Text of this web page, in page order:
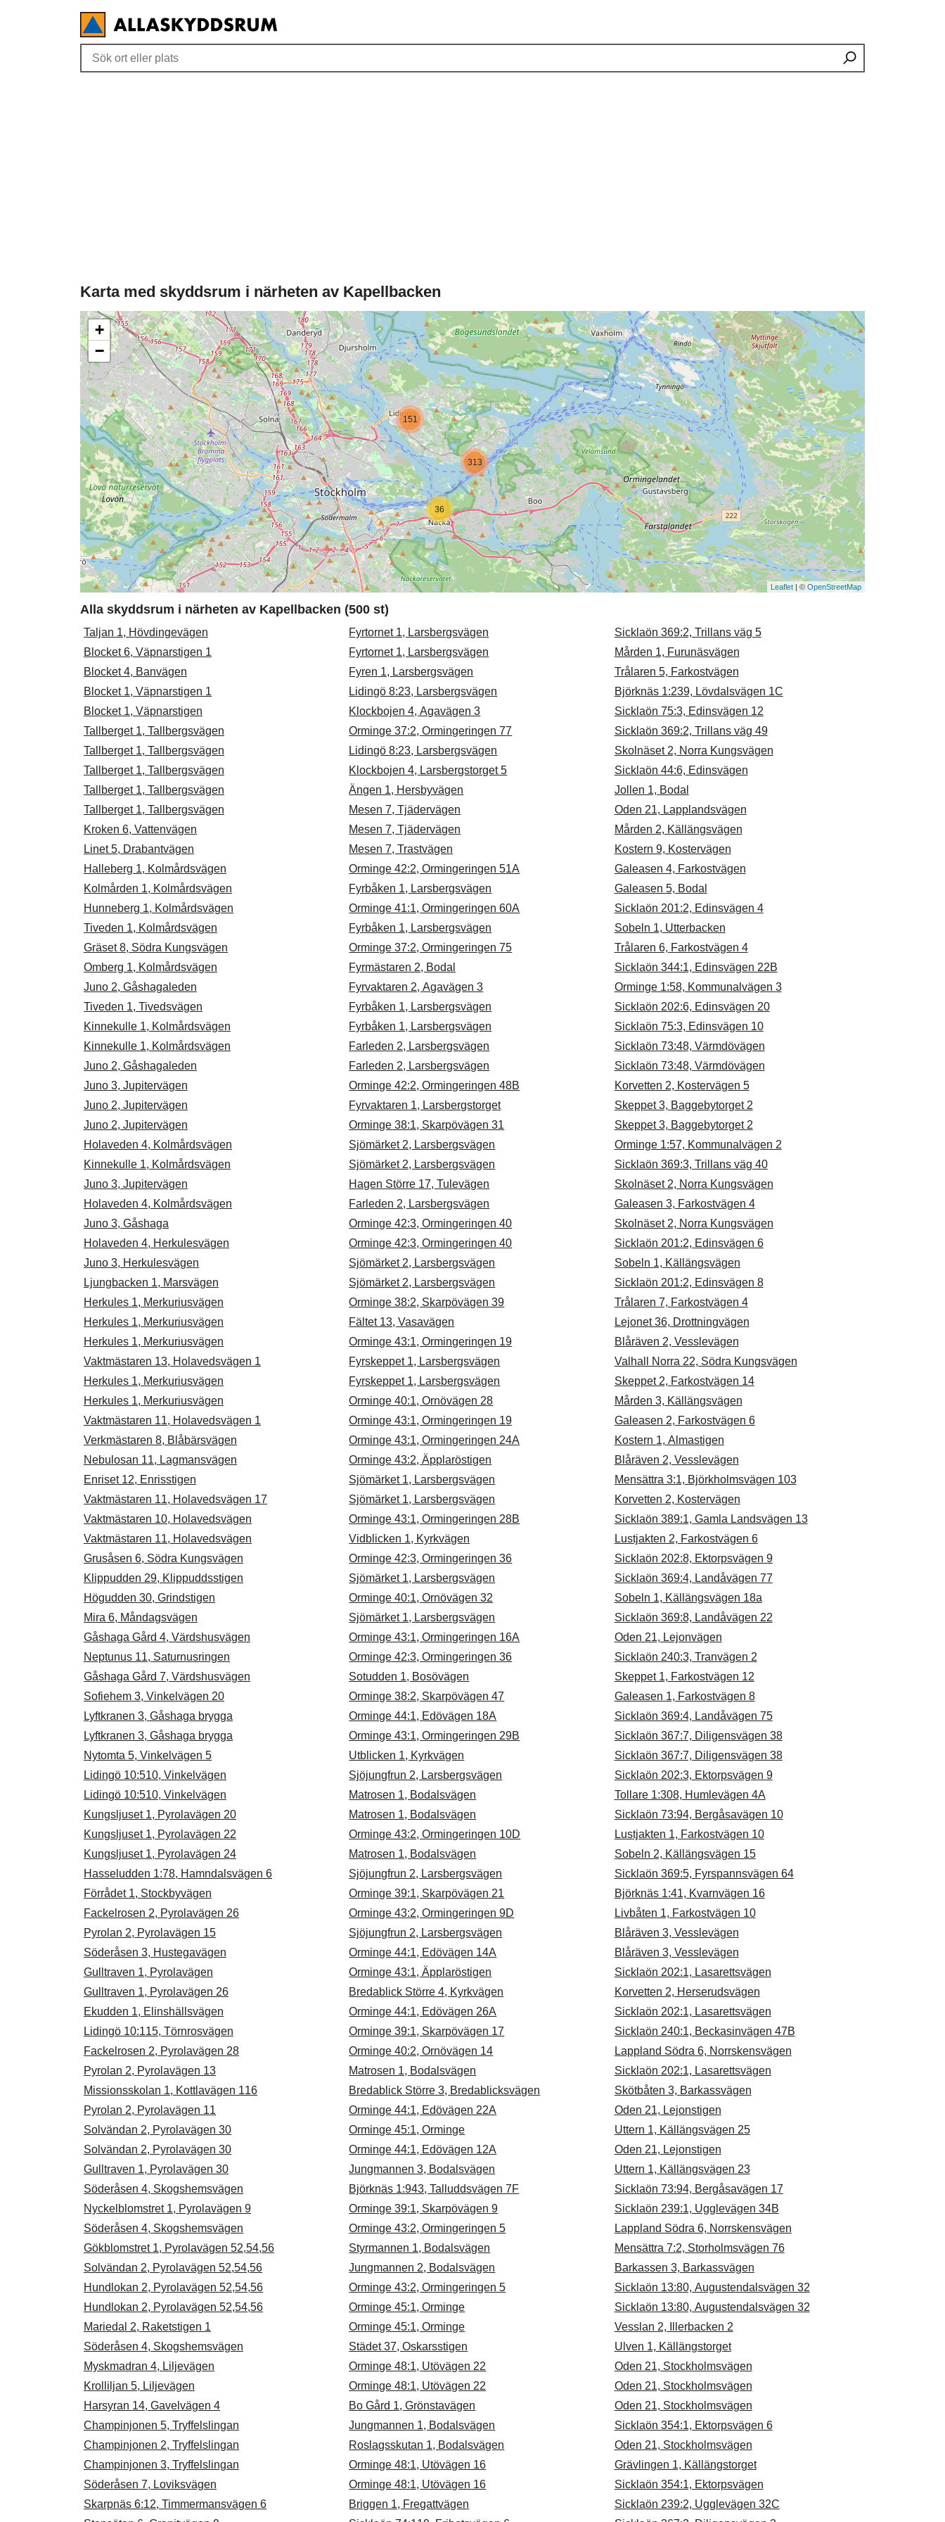
Karta med skyddsrum i närheten av Kapellbacken
36
151
313
+
−
Leaflet | © OpenStreetMap
Alla skyddsrum i närheten av Kapellbacken (500 st)
Taljan 1, Hövdingevägen
Blocket 6, Väpnarstigen 1
Blocket 4, Banvägen
Blocket 1, Väpnarstigen 1
Blocket 1, Väpnarstigen
Tallberget 1, Tallbergsvägen
Tallberget 1, Tallbergsvägen
Tallberget 1, Tallbergsvägen
Tallberget 1, Tallbergsvägen
Tallberget 1, Tallbergsvägen
Kroken 6, Vattenvägen
Linet 5, Drabantvägen
Halleberg 1, Kolmårdsvägen
Kolmården 1, Kolmårdsvägen
Hunneberg 1, Kolmårdsvägen
Tiveden 1, Kolmårdsvägen
Gräset 8, Södra Kungsvägen
Omberg 1, Kolmårdsvägen
Juno 2, Gåshagaleden
Tiveden 1, Tivedsvägen
Kinnekulle 1, Kolmårdsvägen
Kinnekulle 1, Kolmårdsvägen
Juno 2, Gåshagaleden
Juno 3, Jupitervägen
Juno 2, Jupitervägen
Juno 2, Jupitervägen
Holaveden 4, Kolmårdsvägen
Kinnekulle 1, Kolmårdsvägen
Juno 3, Jupitervägen
Holaveden 4, Kolmårdsvägen
Juno 3, Gåshaga
Holaveden 4, Herkulesvägen
Juno 3, Herkulesvägen
Ljungbacken 1, Marsvägen
Herkules 1, Merkuriusvägen
Herkules 1, Merkuriusvägen
Herkules 1, Merkuriusvägen
Vaktmästaren 13, Holavedsvägen 1
Herkules 1, Merkuriusvägen
Herkules 1, Merkuriusvägen
Vaktmästaren 11, Holavedsvägen 1
Verkmästaren 8, Blåbärsvägen
Nebulosan 11, Lagmansvägen
Enriset 12, Enrisstigen
Vaktmästaren 11, Holavedsvägen 17
Vaktmästaren 10, Holavedsvägen
Vaktmästaren 11, Holavedsvägen
Grusåsen 6, Södra Kungsvägen
Klippudden 29, Klippuddsstigen
Högudden 30, Grindstigen
Mira 6, Måndagsvägen
Gåshaga Gård 4, Värdshusvägen
Neptunus 11, Saturnusringen
Gåshaga Gård 7, Värdshusvägen
Sofiehem 3, Vinkelvägen 20
Lyftkranen 3, Gåshaga brygga
Lyftkranen 3, Gåshaga brygga
Nytomta 5, Vinkelvägen 5
Lidingö 10:510, Vinkelvägen
Lidingö 10:510, Vinkelvägen
Kungsljuset 1, Pyrolavägen 20
Kungsljuset 1, Pyrolavägen 22
Kungsljuset 1, Pyrolavägen 24
Hasseludden 1:78, Hamndalsvägen 6
Förrådet 1, Stockbyvägen
Fackelrosen 2, Pyrolavägen 26
Pyrolan 2, Pyrolavägen 15
Söderåsen 3, Hustegavägen
Gulltraven 1, Pyrolavägen
Gulltraven 1, Pyrolavägen 26
Ekudden 1, Elinshällsvägen
Lidingö 10:115, Törnrosvägen
Fackelrosen 2, Pyrolavägen 28
Pyrolan 2, Pyrolavägen 13
Missionsskolan 1, Kottlavägen 116
Pyrolan 2, Pyrolavägen 11
Solvändan 2, Pyrolavägen 30
Solvändan 2, Pyrolavägen 30
Gulltraven 1, Pyrolavägen 30
Söderåsen 4, Skogshemsvägen
Nyckelblomstret 1, Pyrolavägen 9
Söderåsen 4, Skogshemsvägen
Gökblomstret 1, Pyrolavägen 52,54,56
Solvändan 2, Pyrolavägen 52,54,56
Hundlokan 2, Pyrolavägen 52,54,56
Hundlokan 2, Pyrolavägen 52,54,56
Mariedal 2, Raketstigen 1
Söderåsen 4, Skogshemsvägen
Myskmadran 4, Liljevägen
Krolliljan 5, Liljevägen
Harsyran 14, Gavelvägen 4
Champinjonen 5, Tryffelslingan
Champinjonen 2, Tryffelslingan
Champinjonen 3, Tryffelslingan
Söderåsen 7, Loviksvägen
Skarpnäs 6:12, Timmermansvägen 6
Fyrtornet 1, Larsbergsvägen
Fyrtornet 1, Larsbergsvägen
Fyren 1, Larsbergsvägen
Lidingö 8:23, Larsbergsvägen
Klockbojen 4, Agavägen 3
Orminge 37:2, Ormingeringen 77
Lidingö 8:23, Larsbergsvägen
Klockbojen 4, Larsbergstorget 5
Ängen 1, Hersbyvägen
Mesen 7, Tjädervägen
Mesen 7, Tjädervägen
Mesen 7, Trastvägen
Orminge 42:2, Ormingeringen 51A
Fyrbåken 1, Larsbergsvägen
Orminge 41:1, Ormingeringen 60A
Fyrbåken 1, Larsbergsvägen
Orminge 37:2, Ormingeringen 75
Fyrmästaren 2, Bodal
Fyrvaktaren 2, Agavägen 3
Fyrbåken 1, Larsbergsvägen
Fyrbåken 1, Larsbergsvägen
Farleden 2, Larsbergsvägen
Farleden 2, Larsbergsvägen
Orminge 42:2, Ormingeringen 48B
Fyrvaktaren 1, Larsbergstorget
Orminge 38:1, Skarpövägen 31
Sjömärket 2, Larsbergsvägen
Sjömärket 2, Larsbergsvägen
Hagen Större 17, Tulevägen
Farleden 2, Larsbergsvägen
Orminge 42:3, Ormingeringen 40
Orminge 42:3, Ormingeringen 40
Sjömärket 2, Larsbergsvägen
Sjömärket 2, Larsbergsvägen
Orminge 38:2, Skarpövägen 39
Fältet 13, Vasavägen
Orminge 43:1, Ormingeringen 19
Fyrskeppet 1, Larsbergsvägen
Fyrskeppet 1, Larsbergsvägen
Orminge 40:1, Ornövägen 28
Orminge 43:1, Ormingeringen 19
Orminge 43:1, Ormingeringen 24A
Orminge 43:2, Äpplaröstigen
Sjömärket 1, Larsbergsvägen
Sjömärket 1, Larsbergsvägen
Orminge 43:1, Ormingeringen 28B
Vidblicken 1, Kyrkvägen
Orminge 42:3, Ormingeringen 36
Sjömärket 1, Larsbergsvägen
Orminge 40:1, Ornövägen 32
Sjömärket 1, Larsbergsvägen
Orminge 43:1, Ormingeringen 16A
Orminge 42:3, Ormingeringen 36
Sotudden 1, Bosövägen
Orminge 38:2, Skarpövägen 47
Orminge 44:1, Edövägen 18A
Orminge 43:1, Ormingeringen 29B
Utblicken 1, Kyrkvägen
Sjöjungfrun 2, Larsbergsvägen
Matrosen 1, Bodalsvägen
Matrosen 1, Bodalsvägen
Orminge 43:2, Ormingeringen 10D
Matrosen 1, Bodalsvägen
Sjöjungfrun 2, Larsbergsvägen
Orminge 39:1, Skarpövägen 21
Orminge 43:2, Ormingeringen 9D
Sjöjungfrun 2, Larsbergsvägen
Orminge 44:1, Edövägen 14A
Orminge 43:1, Äpplaröstigen
Bredablick Större 4, Kyrkvägen
Orminge 44:1, Edövägen 26A
Orminge 39:1, Skarpövägen 17
Orminge 40:2, Ornövägen 14
Matrosen 1, Bodalsvägen
Bredablick Större 3, Bredablicksvägen
Orminge 44:1, Edövägen 22A
Orminge 45:1, Orminge
Orminge 44:1, Edövägen 12A
Jungmannen 3, Bodalsvägen
Björknäs 1:943, Talluddsvägen 7F
Orminge 39:1, Skarpövägen 9
Orminge 43:2, Ormingeringen 5
Styrmannen 1, Bodalsvägen
Jungmannen 2, Bodalsvägen
Orminge 43:2, Ormingeringen 5
Orminge 45:1, Orminge
Orminge 45:1, Orminge
Städet 37, Oskarsstigen
Orminge 48:1, Utövägen 22
Orminge 48:1, Utövägen 22
Bo Gård 1, Grönstavägen
Jungmannen 1, Bodalsvägen
Roslagsskutan 1, Bodalsvägen
Orminge 48:1, Utövägen 16
Orminge 48:1, Utövägen 16
Briggen 1, Fregattvägen
Sicklaön 369:2, Trillans väg 5
Mården 1, Furunäsvägen
Trålaren 5, Farkostvägen
Björknäs 1:239, Lövdalsvägen 1C
Sicklaön 75:3, Edinsvägen 12
Sicklaön 369:2, Trillans väg 49
Skolnäset 2, Norra Kungsvägen
Sicklaön 44:6, Edinsvägen
Jollen 1, Bodal
Oden 21, Lapplandsvägen
Mården 2, Källängsvägen
Kostern 9, Kostervägen
Galeasen 4, Farkostvägen
Galeasen 5, Bodal
Sicklaön 201:2, Edinsvägen 4
Sobeln 1, Utterbacken
Trålaren 6, Farkostvägen 4
Sicklaön 344:1, Edinsvägen 22B
Orminge 1:58, Kommunalvägen 3
Sicklaön 202:6, Edinsvägen 20
Sicklaön 75:3, Edinsvägen 10
Sicklaön 73:48, Värmdövägen
Sicklaön 73:48, Värmdövägen
Korvetten 2, Kostervägen 5
Skeppet 3, Baggebytorget 2
Skeppet 3, Baggebytorget 2
Orminge 1:57, Kommunalvägen 2
Sicklaön 369:3, Trillans väg 40
Skolnäset 2, Norra Kungsvägen
Galeasen 3, Farkostvägen 4
Skolnäset 2, Norra Kungsvägen
Sicklaön 201:2, Edinsvägen 6
Sobeln 1, Källängsvägen
Sicklaön 201:2, Edinsvägen 8
Trålaren 7, Farkostvägen 4
Lejonet 36, Drottningvägen
Blåräven 2, Vesslevägen
Valhall Norra 22, Södra Kungsvägen
Skeppet 2, Farkostvägen 14
Mården 3, Källängsvägen
Galeasen 2, Farkostvägen 6
Kostern 1, Almastigen
Blåräven 2, Vesslevägen
Mensättra 3:1, Björkholmsvägen 103
Korvetten 2, Kostervägen
Sicklaön 389:1, Gamla Landsvägen 13
Lustjakten 2, Farkostvägen 6
Sicklaön 202:8, Ektorpsvägen 9
Sicklaön 369:4, Landåvägen 77
Sobeln 1, Källängsvägen 18a
Sicklaön 369:8, Landåvägen 22
Oden 21, Lejonvägen
Sicklaön 240:3, Tranvägen 2
Skeppet 1, Farkostvägen 12
Galeasen 1, Farkostvägen 8
Sicklaön 369:4, Landåvägen 75
Sicklaön 367:7, Diligensvägen 38
Sicklaön 367:7, Diligensvägen 38
Sicklaön 202:3, Ektorpsvägen 9
Tollare 1:308, Humlevägen 4A
Sicklaön 73:94, Bergåsavägen 10
Lustjakten 1, Farkostvägen 10
Sobeln 2, Källängsvägen 15
Sicklaön 369:5, Fyrspannsvägen 64
Björknäs 1:41, Kvarnvägen 16
Livbåten 1, Farkostvägen 10
Blåräven 3, Vesslevägen
Blåräven 3, Vesslevägen
Sicklaön 202:1, Lasarettsvägen
Korvetten 2, Herserudsvägen
Sicklaön 202:1, Lasarettsvägen
Sicklaön 240:1, Beckasinvägen 47B
Lappland Södra 6, Norrskensvägen
Sicklaön 202:1, Lasarettsvägen
Skötbåten 3, Barkassvägen
Oden 21, Lejonstigen
Uttern 1, Källängsvägen 25
Oden 21, Lejonstigen
Uttern 1, Källängsvägen 23
Sicklaön 73:94, Bergåsavägen 17
Sicklaön 239:1, Ugglevägen 34B
Lappland Södra 6, Norrskensvägen
Mensättra 7:2, Storholmsvägen 76
Barkassen 3, Barkassvägen
Sicklaön 13:80, Augustendalsvägen 32
Sicklaön 13:80, Augustendalsvägen 32
Vesslan 2, Illerbacken 2
Ulven 1, Källängstorget
Oden 21, Stockholmsvägen
Oden 21, Stockholmsvägen
Oden 21, Stockholmsvägen
Sicklaön 354:1, Ektorpsvägen 6
Oden 21, Stockholmsvägen
Grävlingen 1, Källängstorget
Sicklaön 354:1, Ektorpsvägen
Sicklaön 239:2, Ugglevägen 32C